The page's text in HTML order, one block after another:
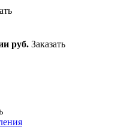
руб. Заказать